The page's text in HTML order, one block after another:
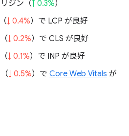
ジン（↑ 0.3%）
↓ 0.4%）で LCP が良好
↓ 0.2%）で CLS が良好
↓ 0.1%）で INP が良好
↓ 0.5%）で Core Web Vitals が